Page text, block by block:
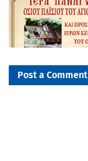
Post a Comment